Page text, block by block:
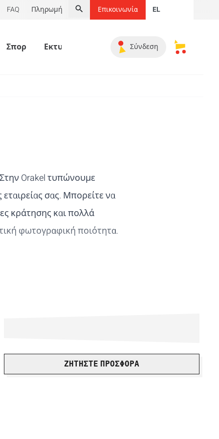
FAQ Πληρωμή
Αναζήτηση
Επικοινωνία EL
Σπορ Εκτυπωμένα προϊόντα Διαφημιστικά
Σύνδεση Τα
Orakel τυπώνουμε
σας. Μπορείτε να
κράτησης και πολλά
φωτογραφική ποιότητα.
ΖΗΤΉΣΤΕ ΠΡΟΣΦΟΡΆ